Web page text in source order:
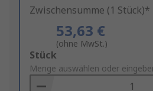
Zwischensumme (1 Stück)*
53,63 €
(ohne MwSt.)
Add
to
Basket
Stück
Menge auswählen oder